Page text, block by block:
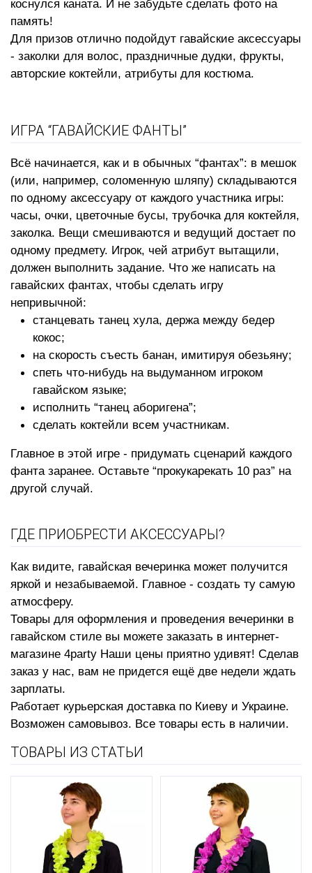
коснулся каната. И не забудьте сделать фото на
память!
Для призов отлично подойдут гавайские аксессуары
- заколки для волос, праздничные дудки, фрукты,
авторские коктейли, атрибуты для костюма.
ИГРА “ГАВАЙСКИЕ ФАНТЫ”
Всё начинается, как и в обычных “фантах”: в мешок
(или, например, соломенную шляпу) складываются
по одному аксессуару от каждого участника игры:
часы, очки, цветочные бусы, трубочка для коктейля,
заколка. Вещи смешиваются и ведущий достает по
одному предмету. Игрок, чей атрибут вытащили,
должен выполнить задание. Что же написать на
гавайских фантах, чтобы сделать игру
непривычной:
станцевать танец хула, держа между бедер
кокос;
на скорость съесть банан, имитируя обезьяну;
спеть что-нибудь на выдуманном игроком
гавайском языке;
исполнить “танец аборигена”;
сделать коктейли всем участникам.
Главное в этой игре - придумать сценарий каждого
фанта заранее. Оставьте “прокукарекать 10 раз” на
другой случай.
ГДЕ ПРИОБРЕСТИ АКСЕССУАРЫ?
Как видите, гавайская вечеринка может получится
яркой и незабываемой. Главное - создать ту самую
атмосферу.
Товары для оформления и проведения вечеринки в
гавайском стиле вы можете заказать в интернет-
магазине 4party Наши цены приятно удивят! Сделав
заказ у нас, вам не придется ещё две недели ждать
зарплаты.
Работает курьерская доставка по Киеву и Украине.
Возможен самовывоз. Все товары есть в наличии.
ТОВАРЫ ИЗ СТАТЬИ